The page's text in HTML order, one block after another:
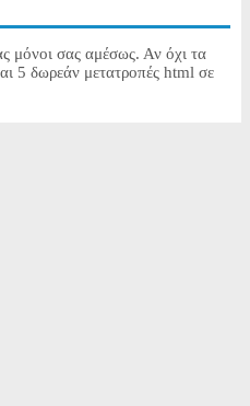
μόνοι σας αμέσως. Αν όχι τα
5 δωρεάν μετατροπές html σε